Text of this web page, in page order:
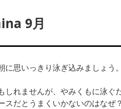
9月
思いっきり泳ぎ込みましょう。
しれませんが、やみくもに泳
だとうまくいかないのはな